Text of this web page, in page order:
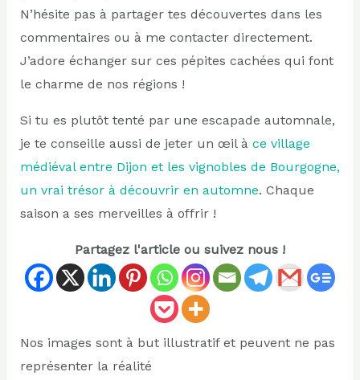
N’hésite pas à partager tes découvertes dans les
commentaires ou à me contacter directement.
J’adore échanger sur ces pépites cachées qui font
le charme de nos régions !
Si tu es plutôt tenté par une escapade automnale,
je te conseille aussi de jeter un œil à ce village
médiéval entre Dijon et les vignobles de Bourgogne,
un vrai trésor à découvrir en automne. Chaque
saison a ses merveilles à offrir !
Partagez l'article ou suivez nous !
Nos images sont à but illustratif et peuvent ne pas
représenter la réalité